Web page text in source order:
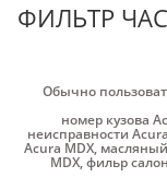
ФИЛЬТР
Обычно
номер кузова
неисправности
Acura MDX,
MDX,фильр